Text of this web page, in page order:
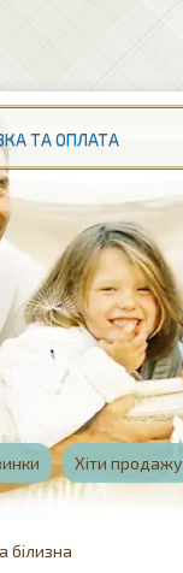
ТА ОПЛАТА
Хіти продажу
білизна